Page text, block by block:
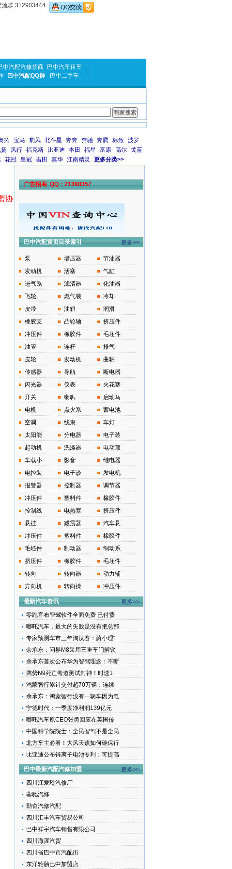
流群:312903444
中汽配汽修招商
巴中汽车租车
巴中汽配QQ群 巴中二手车
拓 宝马 豹风 北斗星 奔奔 奔驰 奔腾 标致 波罗
风行 福克斯 比亚迪 本田 福星 富康 高尔 戈蓝
花冠 皇冠 吉田 嘉华 江南精灵 更多分类>>
协
广告招商 QQ：21398357
巴中汽配黄页目录索引 更多>>
泵 增压器
节油器
发动机
活塞
气缸
进气系
滤清器
化油器
飞轮
燃气装
冷却
皮带
油箱
润滑
橡胶支
凸轮轴
挤压件
冲压件
橡胶件
毛坯件
油管
连杆
排气
皮轮
发动机
曲轴
传感器
导航
断电器
闪光器
仪表
火花塞
开关
喇叭
启动马
电机
点火系
蓄电池
空调
线束
车灯
太阳能
分电器
电子装
起动机
洗涤器
电动顶
车载小
影音
继电器
电控装
电子诊
发电机
报警器
控制器
调节器
冲压件
塑料件
橡胶件
控制线
电热塞
挤压件
悬挂
减震器
汽车悬
冲压件
塑料件
橡胶件
毛坯件
制动器
制动系
挤压件
橡胶件
毛坯件
转向
转向器
动力辅
方向机
转向操 冲压件
最新汽车资讯
更多>>
零跑宣布智驾软件全面免费 已付费
哪吒汽车，最大的失败是没有把总部
专家预测车市三年淘汰赛：蔚小理“
余承东：问界M8采用三重车门解锁
余承东首次公布华为智驾理念：不断
腾势N9死亡弯道测试封神！时速1
鸿蒙智行累计交付超70万辆：连续
余承东：鸿蒙智行没有一辆车因为电
宁德时代：一季度净利润139亿元
哪吒汽车原CEO张勇回应在英国传
中国科学院院士：全民智驾不是全民
北方车主必看！大风天该如何确保行
比亚迪公布锌离子电池专利：可提高
巴中最新汽配汽修加盟
更多>>
四川江爱玲汽修厂
蓉驰汽修
勤奋汽修汽配
四川汇丰汽车贸易公司
巴中祥宇汽车销售有限公司
四川海滨汽贸
四川省巴中市汽配街
东洋轮胎巴中加盟店